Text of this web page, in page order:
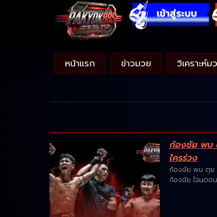
หน้าแรก ข่าวมวย วิเคราะห์ม
ก้องชัย พบ
ใครร่วง
ก้องชัย พบ ตุย
ก้องชัย ไฉนดอ